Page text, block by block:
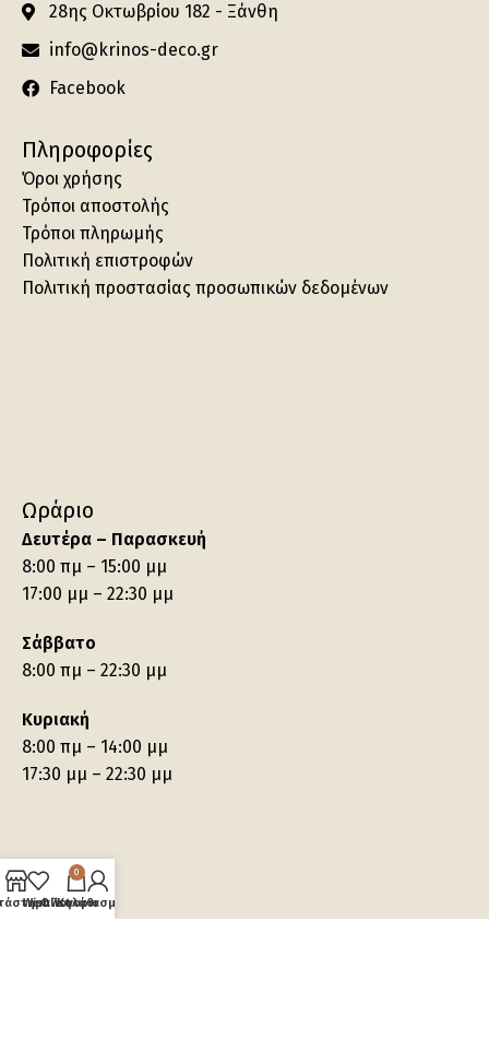
28ης Οκτωβρίου 182 - Ξάνθη
info@krinos-deco.gr
Facebook
Πληροφορίες
Όροι χρήσης
Τρόποι αποστολής
Τρόποι πληρωμής
Πολιτική επιστροφών
Πολιτική προστασίας προσωπικών δεδομένων
Ωράριο
Δευτέρα – Παρασκευή
8:00 πμ – 15:00 μμ
17:00 μμ – 22:30 μμ
Σάββατο
8:00 πμ – 22:30 μμ
Κυριακή
8:00 πμ – 14:00 μμ
17:30 μμ – 22:30 μμ
Wishlist
0
Καλάθι
Ο λογαριασμός μου